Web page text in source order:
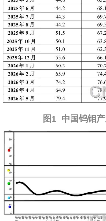
党建工作
企业文化
《资源再生》杂志
行情报价
数字报
图1 中国钨钼